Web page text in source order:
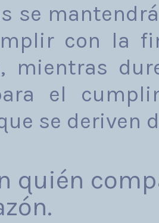
se
con la
mientras
el
se deriven
quién